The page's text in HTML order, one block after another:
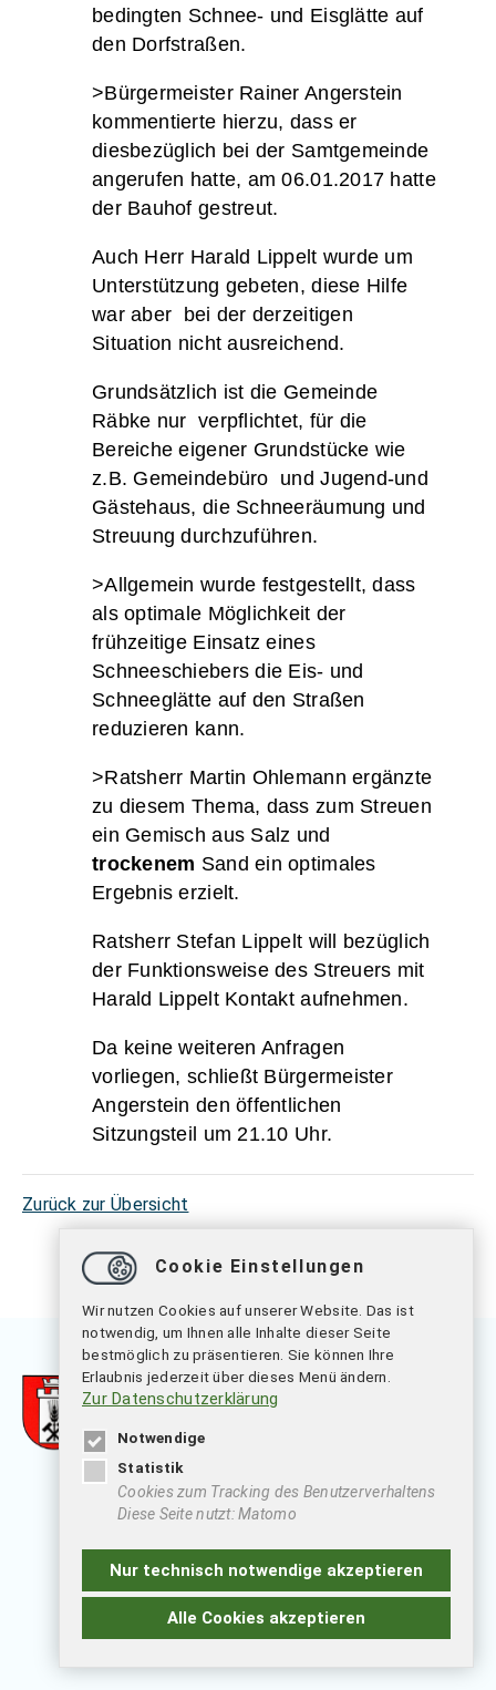
bedingten Schnee- und Eisglätte auf
den Dorfstraßen.
>Bürgermeister Rainer Angerstein
kommentierte hierzu, dass er
diesbezüglich bei der Samtgemeinde
angerufen hatte, am 06.01.2017 hatte
der Bauhof gestreut.
Auch Herr Harald Lippelt wurde um
Unterstützung gebeten, diese Hilfe
war aber bei der derzeitigen
Situation nicht ausreichend.
Grundsätzlich ist die Gemeinde
Räbke nur verpflichtet, für die
Bereiche eigener Grundstücke wie
z.B. Gemeindebüro und Jugend-und
Gästehaus, die Schneeräumung und
Streuung durchzuführen.
>Allgemein wurde festgestellt, dass
als optimale Möglichkeit der
frühzeitige Einsatz eines
Schneeschiebers die Eis- und
Schneeglätte auf den Straßen
reduzieren kann.
>Ratsherr Martin Ohlemann ergänzte
zu diesem Thema, dass zum Streuen
ein Gemisch aus Salz und
trockenem Sand ein optimales
Ergebnis erzielt.
Ratsherr Stefan Lippelt will bezüglich
der Funktionsweise des Streuers mit
Harald Lippelt Kontakt aufnehmen.
Da keine weiteren Anfragen
vorliegen, schließt Bürgermeister
Angerstein den öffentlichen
Sitzungsteil um 21.10 Uhr.
Zurück zur Übersicht
Samtgemeinde Nord Elm
Steinweg 15
Tel.: 05355 697-0
Fax: 05355 697-13
verwaltung@samtgemeinde-nord-elm.de
Cookie Einstellungen
Wir nutzen Cookies auf unserer Website. Das ist
notwendig, um Ihnen alle Inhalte dieser Seite
bestmöglich zu präsentieren. Sie können Ihre
Erlaubnis jederzeit über dieses Menü ändern.
Zur Datenschutzerklärung
Notwendige
Statistik
Cookies zum Tracking des Benutzerverhaltens
Diese Seite nutzt: Matomo
Nur technisch notwendige akzeptieren
Alle Cookies akzeptieren